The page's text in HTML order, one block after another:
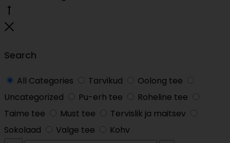
Search
All Categories Tarvikud
Oolong tee
Uncategorized
Pu-erh tee
Roheline tee
Taime tee
Must tee
Tervislik ja maitsev
Sokolaad
Valge tee Kohv